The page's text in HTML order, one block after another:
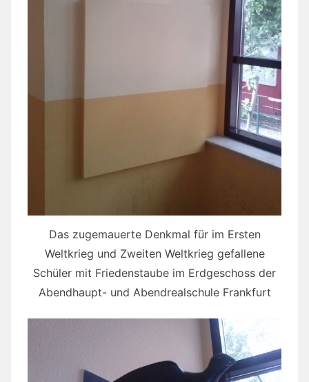
Das zugemauerte Denkmal für im Ersten
Weltkrieg und Zweiten Weltkrieg gefallene
Schüler mit Friedenstaube im Erdgeschoss der
Abendhaupt- und Abendrealschule Frankfurt